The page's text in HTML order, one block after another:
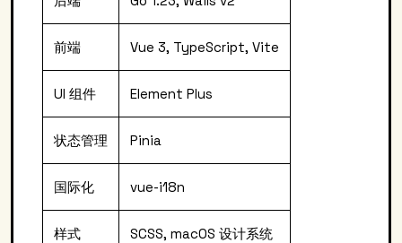
前端 Vue 3, TypeScript, Vite
UI 组件 Element Plus
状态管理 Pinia
国际化 vue-i18n
样式 SCSS, macOS 设计系统